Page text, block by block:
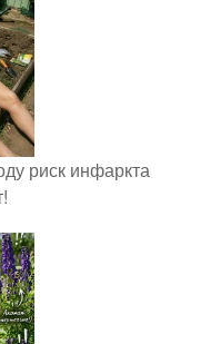
риск инфаркта